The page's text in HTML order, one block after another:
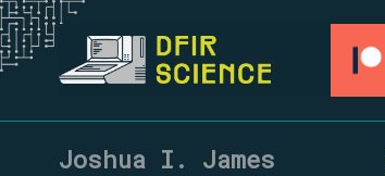
Skip
to
primary
navigation
Skip
to
content
Skip
to
footer
Joshua I. James